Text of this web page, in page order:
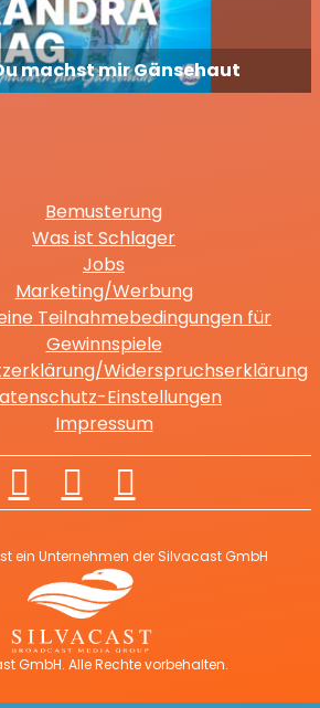
machst mir Gänsehaut
Bemusterung
Was ist Schlager
Jobs
Marketing/Werbung
Teilnahmebedingungen für
Gewinnspiele
Widerspruchserklärung
Einstellungen
Impressum
ein Unternehmen der Silvacast GmbH
GmbH. Alle Rechte vorbehalten.